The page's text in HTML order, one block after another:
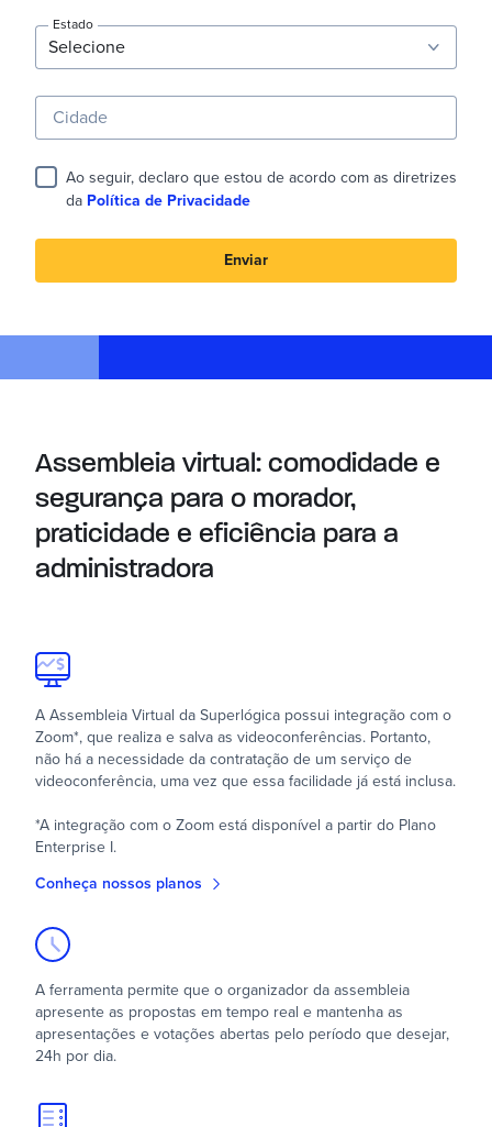
Estado
Cidade
Ao seguir, declaro que estou de acordo com as diretrizes
da Política de Privacidade
Enviar
Assembleia virtual: comodidade e
segurança para o morador,
praticidade e eficiência para a
administradora
A Assembleia Virtual da Superlógica possui integração com o
Zoom*, que realiza e salva as videoconferências. Portanto,
não há a necessidade da contratação de um serviço de
videoconferência, uma vez que essa facilidade já está inclusa.
*A integração com o Zoom está disponível a partir do Plano
Enterprise I.
Conheça nossos planos
A ferramenta permite que o organizador da assembleia
apresente as propostas em tempo real e mantenha as
apresentações e votações abertas pelo período que desejar,
24h por dia.